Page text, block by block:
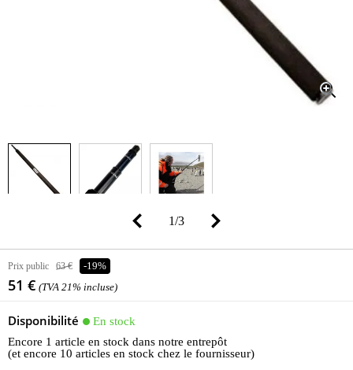
1/3
Prix public 63 € -19%
51 € (TVA 21% incluse)
Disponibilité
En stock
Encore 1 article en stock dans notre entrepôt
(et encore 10 articles en stock chez le fournisseur)